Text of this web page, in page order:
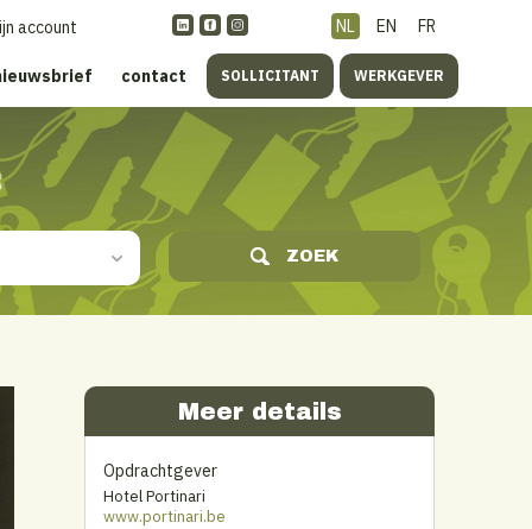
NL EN FR
account
contact SOLLICITANT WERKGEVER
ZOEK
Meer details
Opdrachtgever
Hotel Portinari
www.portinari.be